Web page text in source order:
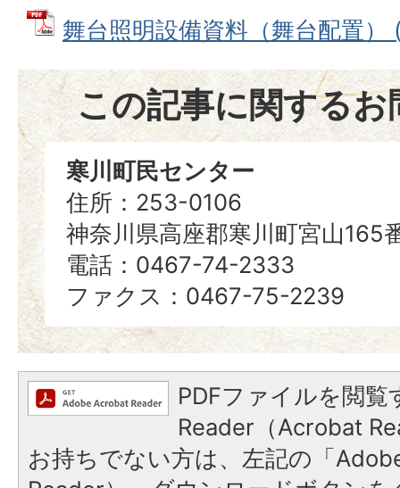
舞台照明設備資料（舞台配置
この記事に関するお
寒川町民センター
住所：253-0106
神奈川県高座郡寒川町宮山165
電話：0467-74-2333
ファクス：0467-75-2239
PDFファイルを閲
Reader（Acrobat
お持ちでない方は、左記の「